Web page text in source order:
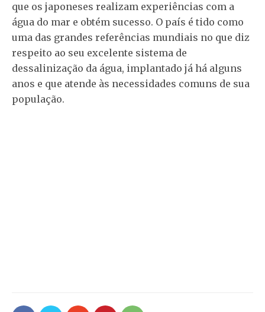
que os japoneses realizam experiências com a
água do mar e obtém sucesso. O país é tido como
uma das grandes referências mundiais no que diz
respeito ao seu excelente sistema de
dessalinização da água, implantado já há alguns
anos e que atende às necessidades comuns de sua
população.